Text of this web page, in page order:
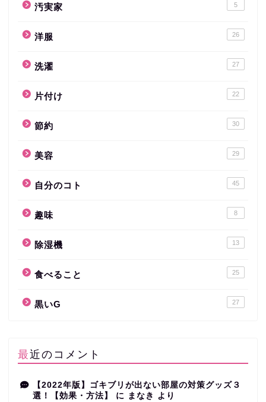
汚実家 5
洋服 26
洗濯 27
片付け 22
節約 30
美容 29
自分のコト 45
趣味 8
除湿機 13
食べること 25
黒いG 27
最近のコメント
【2022年版】ゴキブリが出ない部屋の対策グッズ３
選！【効果・方法】
に まなき より